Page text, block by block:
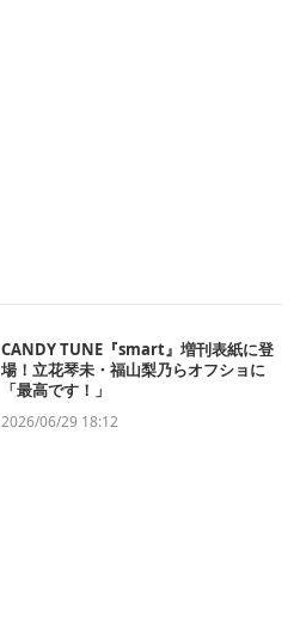
CANDY TUNE『smart』増刊表紙に登
場！立花琴未・福山梨乃らオフショに
「最高です！」
2026/06/29 18:12